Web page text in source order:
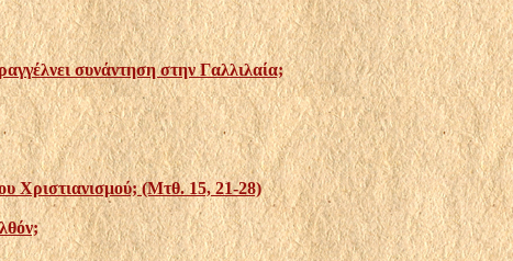
συνάντηση στην Γαλλιλαία;
Χριστιανισμού; (Μτθ. 15, 21-28)